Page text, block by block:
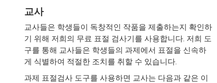
교사
교사들은 학생들이 독창적인 작품을 제출하는지 확인하
기 위해 저희의 무료 표절 검사기를 사용합니다. 저희 도
구를 통해 교사들은 학생들의 과제에서 표절을 신속하
게 식별하여 적절한 조치를 취할 수 있습니다.
과제 표절검사 도구를 사용하면 교사는 다음과 같은 이